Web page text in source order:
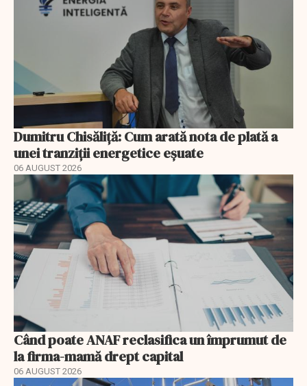
Dumitru Chisăliță: Cum arată nota de plată a
unei tranziții energetice eșuate
06 AUGUST 2026
Când poate ANAF reclasifica un împrumut de
la firma-mamă drept capital
06 AUGUST 2026